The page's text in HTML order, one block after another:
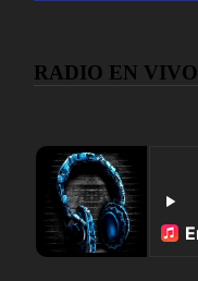
RADIO EN VIVO